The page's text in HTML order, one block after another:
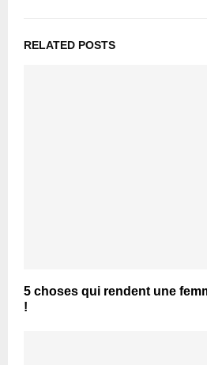
RELATED POSTS
5 choses qui rendent une
!